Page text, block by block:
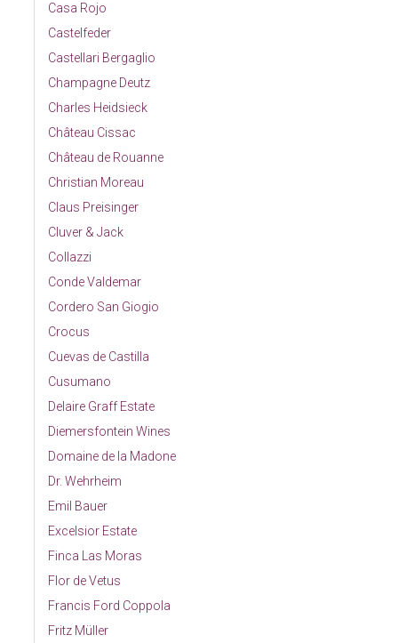
Casa Rojo
Castelfeder
Castellari Bergaglio
Champagne Deutz
Charles Heidsieck
Château Cissac
Château de Rouanne
Christian Moreau
Claus Preisinger
Cluver & Jack
Collazzi
Conde Valdemar
Cordero San Giogio
Crocus
Cuevas de Castilla
Cusumano
Delaire Graff Estate
Diemersfontein Wines
Domaine de la Madone
Dr. Wehrheim
Emil Bauer
Excelsior Estate
Finca Las Moras
Flor de Vetus
Francis Ford Coppola
Fritz Müller